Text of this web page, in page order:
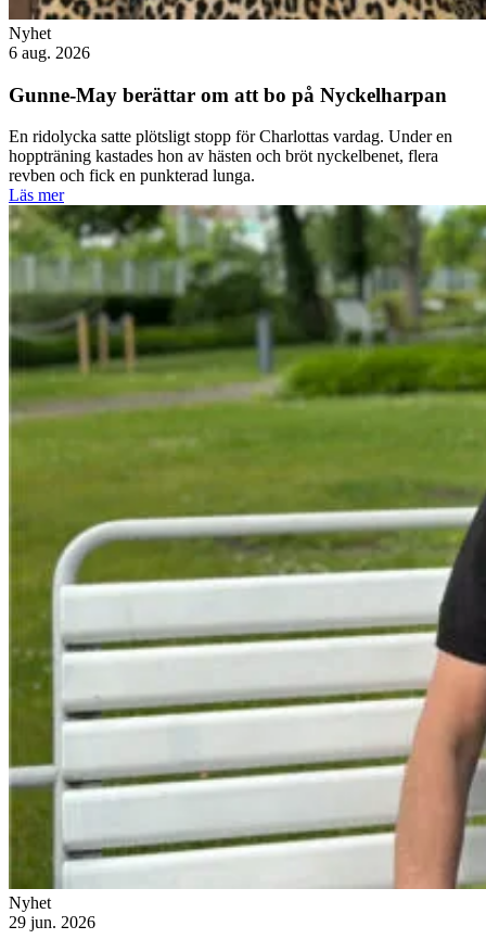
Nyhet
6 aug. 2026
Gunne-May berättar om att bo på Nyckelharpan
En ridolycka satte plötsligt stopp för Charlottas vardag. Under en
hoppträning kastades hon av hästen och bröt nyckelbenet, flera
revben och fick en punkterad lunga.
Läs mer
Nyhet
29 jun. 2026